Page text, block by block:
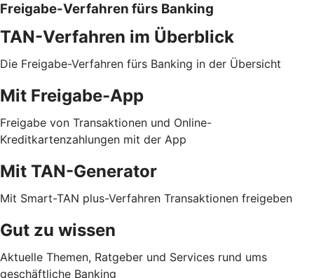
Freigabe-Verfahren fürs Banking
TAN-Verfahren im Überblick
Die Freigabe-Verfahren fürs Banking in der Übersicht
Mit Freigabe-App
Freigabe von Transaktionen und Online-
Kreditkartenzahlungen mit der App
Mit TAN-Generator
Mit Smart-TAN plus-Verfahren Transaktionen freigeben
Gut zu wissen
Aktuelle Themen, Ratgeber und Services rund ums
geschäftliche Banking